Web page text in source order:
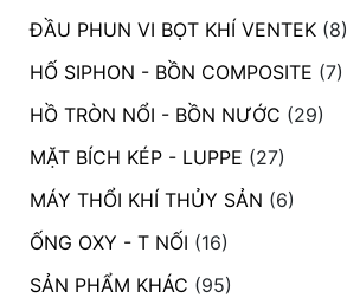
ĐẦU PHUN VI BỌT KHÍ VENTEK (8)
HỐ SIPHON - BỒN COMPOSITE (7)
HỒ TRÒN NỔI - BỒN NƯỚC (29)
MẶT BÍCH KÉP - LUPPE (27)
MÁY THỔI KHÍ THỦY SẢN (6)
ỐNG OXY - T NỐI (16)
SẢN PHẨM KHÁC (95)